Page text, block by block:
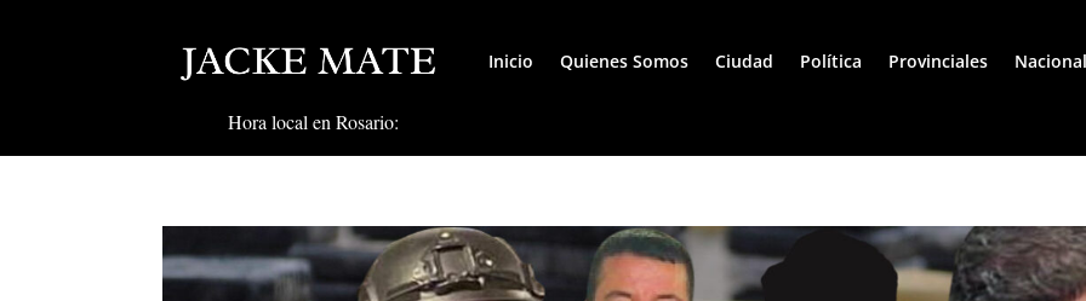
Inicio Quienes Somos Ciudad Política Provinciales
Hora local en Rosario: